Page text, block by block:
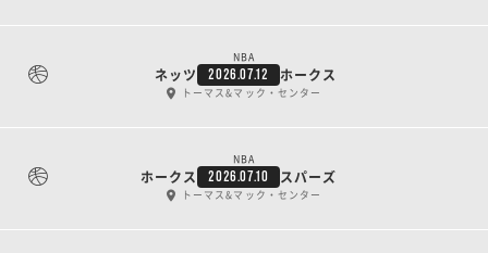
NBA
ネッツ 2026.07.12 ホークス
トーマス&マック・センター
NBA
ホークス 2026.07.10 スパーズ
トーマス&マック・センター